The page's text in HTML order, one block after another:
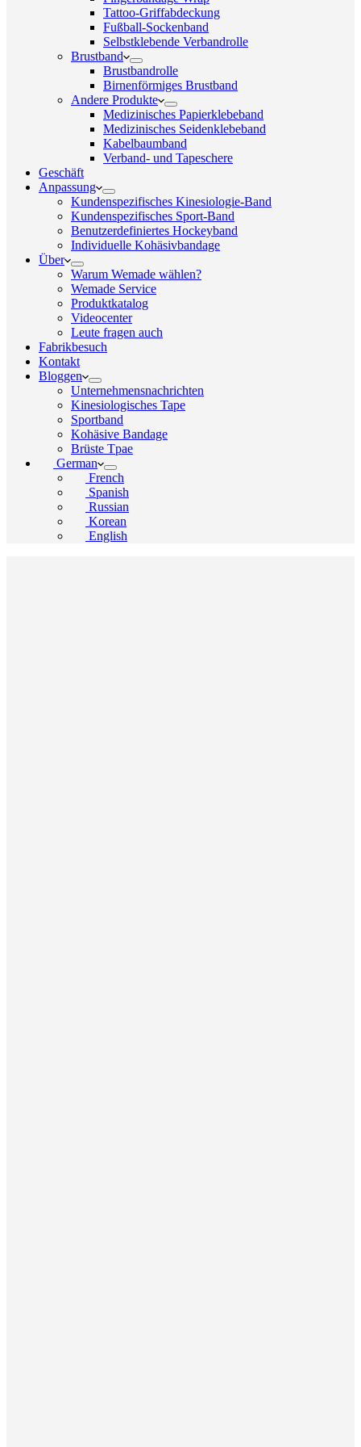
Tattoo-Griffabdeckung
Fußball-Sockenband
Selbstklebende Verbandrolle
Brustband
Brustbandrolle
Birnenförmiges Brustband
Andere Produkte
Medizinisches Papierklebeband
Medizinisches Seidenklebeband
Kabelbaumband
Verband- und Tapeschere
Geschäft
Anpassung
Kundenspezifisches Kinesiologie-Band
Kundenspezifisches Sport-Band
Benutzerdefiniertes Hockeyband
Individuelle Kohäsivbandage
Über
Warum Wemade wählen?
Wemade Service
Produktkatalog
Videocenter
Leute fragen auch
Fabrikbesuch
Kontakt
Bloggen
Unternehmensnachrichten
Kinesiologisches Tape
Sportband
Kohäsive Bandage
Brüste Tpae
German
French
Spanish
Russian
Korean
English